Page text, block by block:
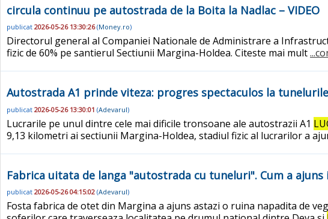
circula continuu pe autostrada de la Boita la Nadlac – VIDEO
publicat 2026-05-26 13:30:26(Money.ro)
Directorul general al Companiei Nationale de Administrare a
fizic de 60% pe santierul Sectiunii Margina-Holdea. Citeste mai mult
Autostrada A1 prinde viteza: progres spectaculos la
publicat 2026-05-26 13:30:01 (Adevarul)
Lucrarile pe unul dintre cele mai dificile tronsoane ale autostrazii A1
9,13 kilometri ai sectiunii Margina-Holdea, stadiul fizic al lucrarilor a
Fabrica uitata de langa "autostrada cu tuneluri". Cum a
publicat 2026-05-26 04:15:02 (Adevarul)
Fosta fabrica de otet din Margina a ajuns astazi o ruina napadita de